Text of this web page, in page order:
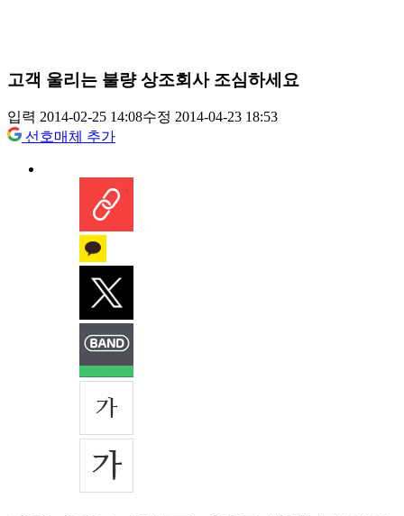
고객 울리는 불량 상조회사 조심하세요
입력 2014-02-25 14:08수정 2014-04-23 18:53
선호매체 추가